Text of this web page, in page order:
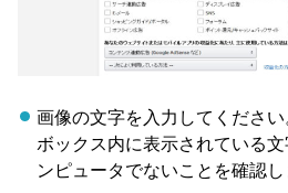
画像の文字を入力してくださ
ボックス内に表示されている
ンピュータでないことを確認し